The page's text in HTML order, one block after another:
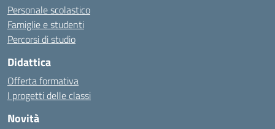
Personale scolastico
Famiglie e studenti
Percorsi di studio
Didattica
Offerta formativa
I progetti delle classi
Novità